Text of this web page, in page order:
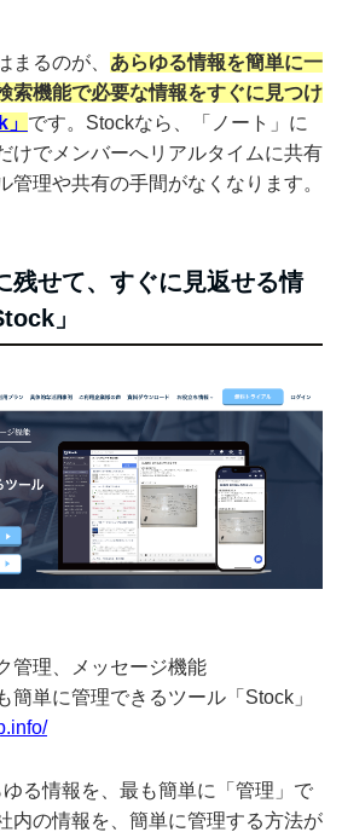
まるのが、 あらゆる情報を簡単に一
索機能で必要な情報をすぐに見つけ
です。Stockなら、「ノート」に
けでメンバーへリアルタイムに共有
管理や共有の手間がなくなります。
残せて、すぐに見返せる情
」
管理、メッセージ機能
簡単に管理できるツール「Stock」
る情報を、最も簡単に「管理」で
内の情報を、簡単に管理する方法が